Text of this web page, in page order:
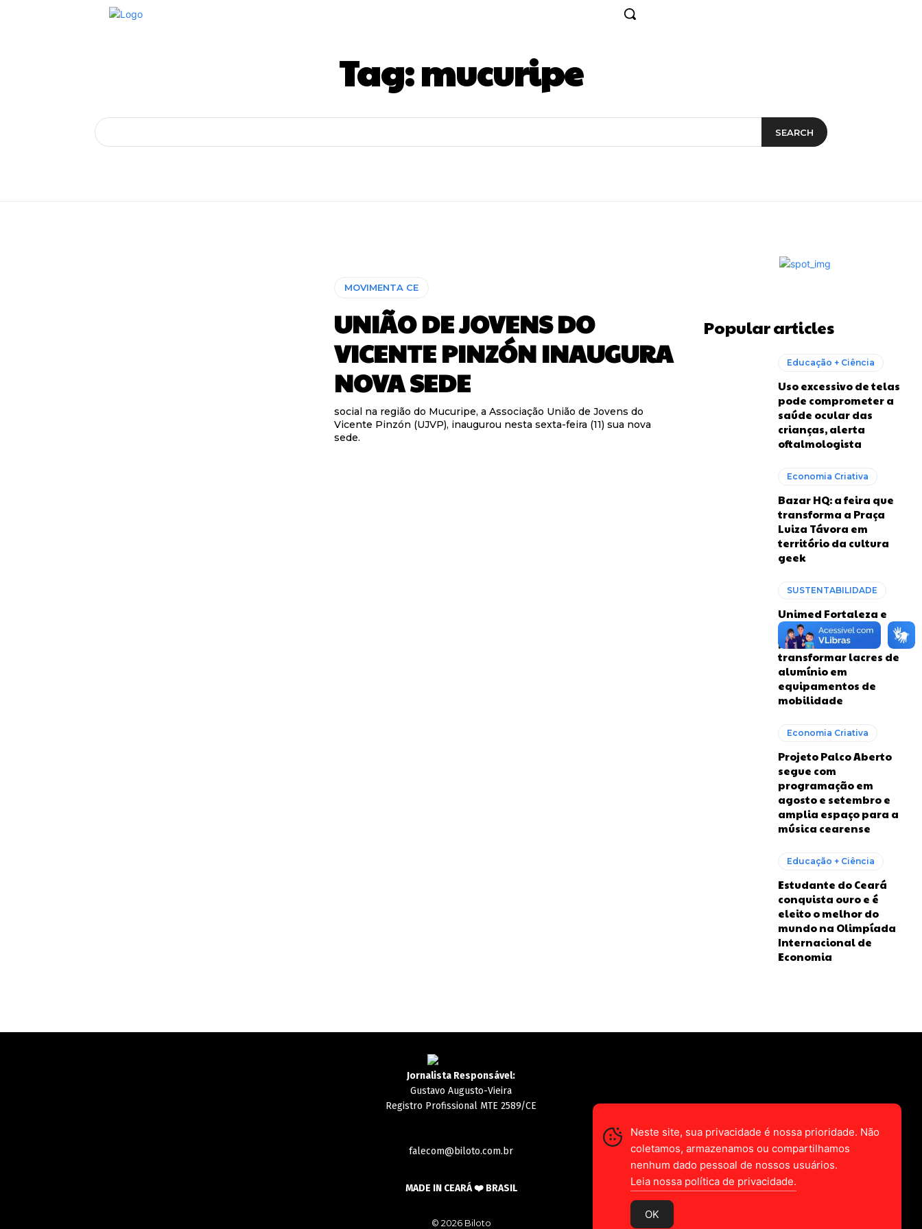
Tag:mucuripe
SEARCH
MOVIMENTA CE
UNIÃO DE JOVENS DO
VICENTE PINZÓN INAUGURA
NOVA SEDE
social na região do Mucuripe, a Associação União de Jovens do
Vicente Pinzón (UJVP), inaugurou nesta sexta-feira (11) sua nova
sede.
Popular articles
Educação + Ciência
Uso excessivo de telas
pode comprometer a
saúde ocular das
crianças, alerta
oftalmologista
Economia Criativa
Bazar HQ: a feira que
transforma a Praça
Luiza Távora em
território da cultura
geek
SUSTENTABILIDADE
Unimed Fortaleza e
RioMar firmam
parceria para
transformar lacres de
alumínio em
equipamentos de
mobilidade
Economia Criativa
Projeto Palco Aberto
segue com
programação em
agosto e setembro e
amplia espaço para a
música cearense
Educação + Ciência
Estudante do Ceará
conquista ouro e é
eleito o melhor do
mundo na Olimpíada
Internacional de
Economia
Jornalista Responsável:
Gustavo Augusto-Vieira
Registro Profissional MTE 2589/CE
falecom@biloto.com.br
MADE IN CEARÁ ❤️ BRASIL
© 2026 Biloto
Neste site, sua privacidade é nossa prioridade. Não
coletamos, armazenamos ou compartilhamos
nenhum dado pessoal de nossos usuários.
Leia nossa política de privacidade.
OK